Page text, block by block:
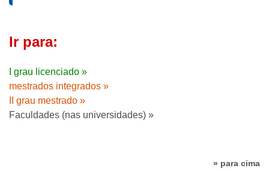
Ir para:
I grau licenciado »
mestrados integrados »
II grau mestrado »
Faculdades (nas universidades) »
» para cima